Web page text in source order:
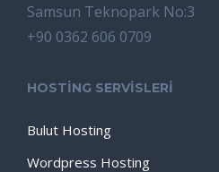
Samsun Teknopark No:3
+90 0362 606 0709
HOSTİNG SERVİSLERİ
Bulut Hosting
Wordpress Hosting